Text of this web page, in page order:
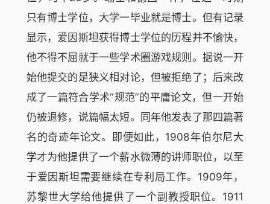
只有博士学位，大学一毕业就是博士。但有记录
显示，爱因斯坦获得博士学位的历程并不愉快，
他不得不屈就于一些学术圈游戏规则。据说一开
始他提交的是狭义相对论，但被拒绝了；后来改
成了一篇符合学术“规范”的平庸论文，但一开始
仍被退修，说篇幅太短。同年他发表了那四篇著
名的奇迹年论文。即便如此，1908年伯尔尼大
学才为他提供了一个薪水微薄的讲师职位，以至
于爱因斯坦需要继续在专利局工作。1909年，
苏黎世大学给他提供了一个副教授职位。1911